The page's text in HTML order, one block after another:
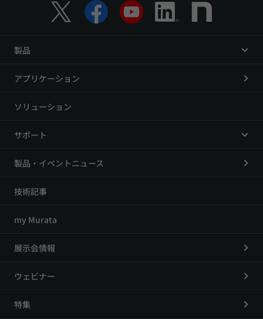
製品
アプリケーション
ソリューション
サポート
製品・イベントニュース
技術記事
my Murata
展示会情報
ウェビナー
特集